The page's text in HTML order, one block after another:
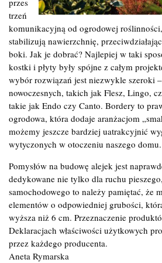
przes
trzeń
komunikacyjną od ogrodowej
stabilizują nawierzchnię,
boki. Jak je dobrać? Najlepiej w taki
kostki i płyty były spójne z całym
wybór rozwiązań jest niezwykle szeroki
nowoczesnych, takich jak Flesz, Lingo,
takie jak Endo czy Canto. Bordery to
ogrodowa, która dodaje aranżacjom
możemy jeszcze bardziej uatrakcyjnić
wytyczonych w otoczeniu naszego domu.
Pomysłów na budowę alejek jest
dedykowane nie tylko dla ruchu
samochodowego to należy pamiętać, że
elementów o odpowiedniej grubości,
wyższa niż 6 cm. Przeznaczenie
Deklaracjach właściwości użytkowych
przez każdego producenta.
Aneta Rymarska